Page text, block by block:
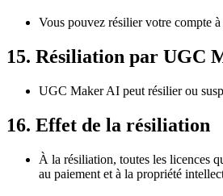
Vous pouvez résilier votre compte
15. Résiliation par UGC
UGC Maker AI peut résilier ou
16. Effet de la résiliation
À la résiliation, toutes les licences
au paiement et à la propriété